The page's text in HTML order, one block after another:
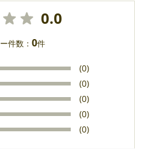
0.0
件数： 0件
(0)
(0)
(0)
(0)
(0)